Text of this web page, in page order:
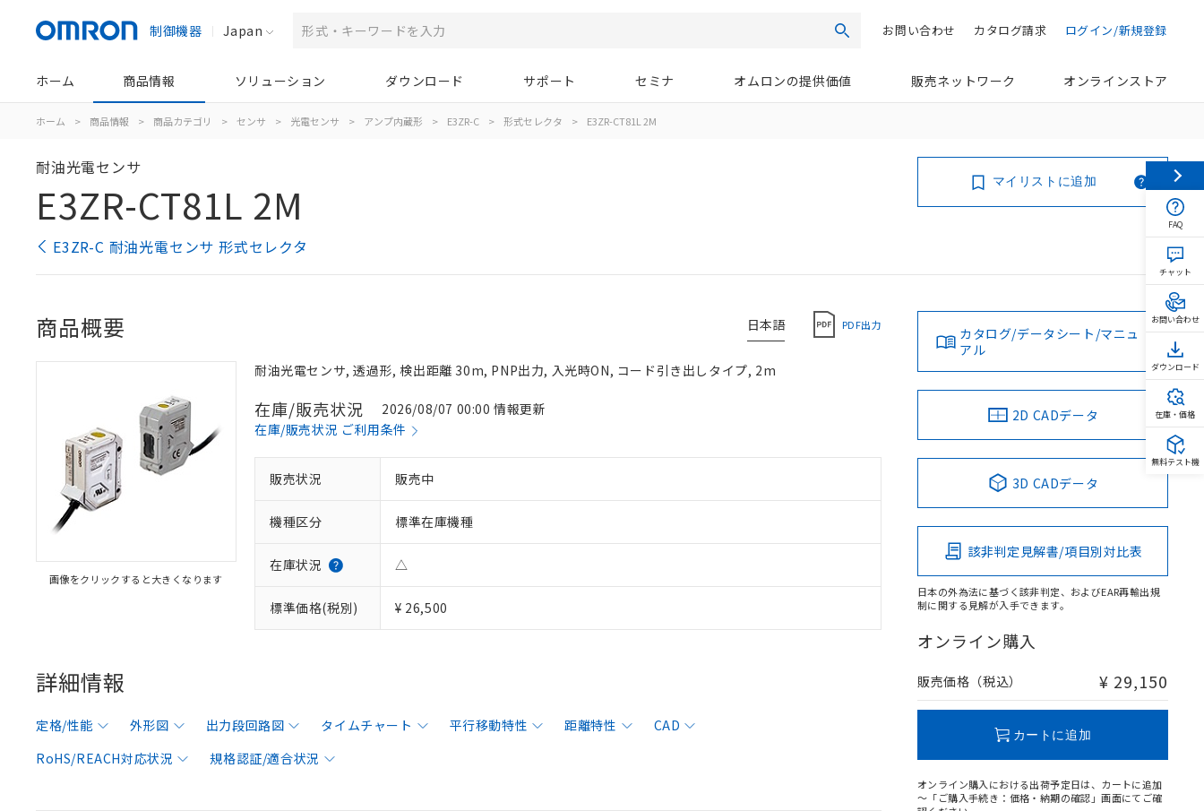
制御機器 Japan 検索 ログイン/新規登録
カタログ請求
お問い合わせ
ホーム 商品情報 ソリューション ダウンロード サポート セミナ オムロンの提供価値 販売ネットワーク オンラインストア
ホーム > 商品情報 > 商品カテゴリ > センサ > 光電センサ > アンプ内蔵形 > E3ZR-C > 形式セレクタ > E3ZR-CT81L 2M
耐油光電センサ
E3ZR-CT81L 2M
E3ZR-C 耐油光電センサ 形式セレクタ
マイリストに追加
日本語 PDF出力
商品概要
画像をクリックすると大きくなります
耐油光電センサ, 透過形, 検出距離 30m, PNP出力, 入光時ON, コード引き出しタイプ, 2m
在庫/販売状況
2026/08/07 00:00 情報更新
在庫/販売状況 ご利用条件
販売状況 販売中
機種区分 標準在庫機種
在庫状況 △
標準価格(税別) ¥ 26,500
詳細情報
定格/性能 外形図 出力段回路図 タイムチャート 平行移動特性 距離特性
CAD
RoHS/REACH対応状況
規格認証/適合状況
カタログ/データシート/マニュ
アル
2D CADデータ
3D CADデータ
該非判定見解書/項目別対比表
日本の外為法に基づく該非判定、およびEAR再輸出規
制に関する見解が入手できます。
オンライン購入
販売価格（税込） ¥ 29,150
カートに追加
オンライン購入における出荷予定日は、カートに追加
～「ご購入手続き：価格・納期の確認」画面にてご確
FAQ
チャット
お問い合わせ
ダウンロード
在庫・価格
無料テスト機